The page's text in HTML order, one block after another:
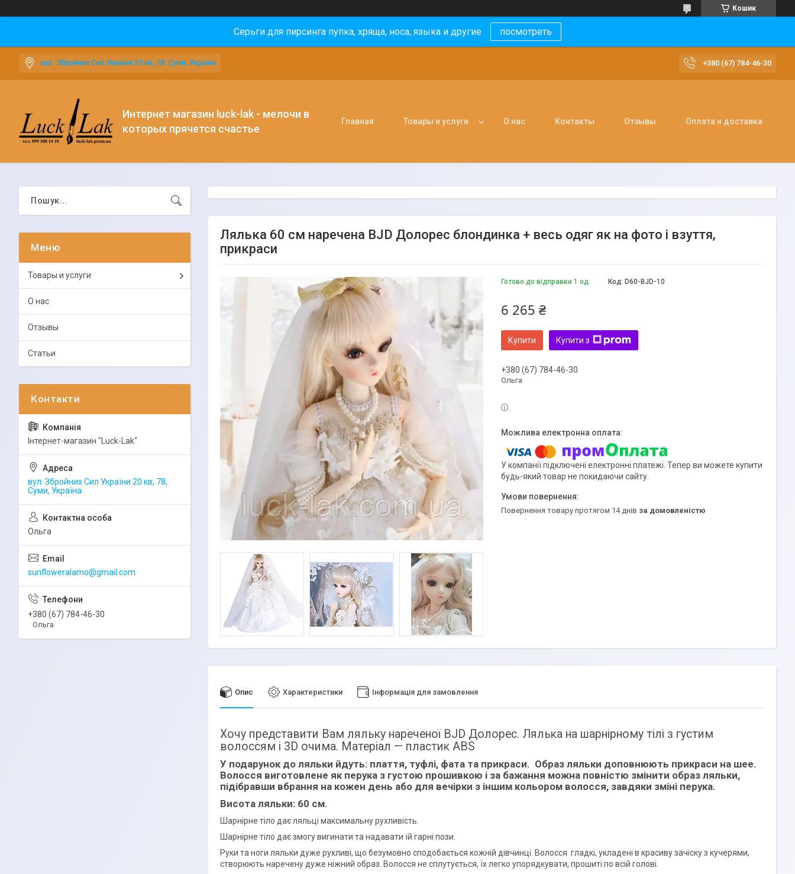
Кошик
Серьги для пирсинга пупка, хряща, носа, языка и другие посмотреть
вул. Збройних Сил України 20 кв, 78, Суми, Україна +380 (67) 784-46-30
Интернет магазин luck-lak - мелочи в
которых прячется счастье
Главная Товары и услуги О нас Контакты Отзывы Оплата и доставка
Лялька 60 см наречена BJD Долорес блондинка + весь одяг як на фото і взуття,
прикраси
Готово до відправки 1 од. Код: D60-BJD-10
6 265 ₴
Купити Купити з
+380 (67) 784-46-30
Ольга
У компанії підключені електронні платежі. Тепер ви можете купити
будь-який товар не покидаючи сайту.
повернення товару протягом 14 днів за домовленістю
Опис Характеристики Інформація для замовлення
Хочу представити Вам ляльку нареченої BJD Долорес. Лялька на шарнірному тілі з густим
волоссям і 3D очима. Матеріал — пластик ABS
У подарунок до ляльки йдуть: плаття, туфлі, фата та прикраси. Образ ляльки доповнюють прикраси на шее.
Волосся виготовлене як перука з густою прошивкою і за бажання можна повністю змінити образ ляльки,
підібравши вбрання на кожен день або для вечірки з іншим кольором волосся, завдяки зміні перука.
Висота ляльки: 60 см.
Шарнірне тіло дає ляльці максимальну рухливість.
Шарнірне тіло дає змогу вигинати та надавати їй гарні пози.
Руки та ноги ляльки дуже рухливі, що безумовно сподобається кожній дівчинці. Волосся гладкі, укладені в красиву зачіску з кучерями,
створюють наречену дуже ніжний образ. Волосся не сплутується, їх легко упорядкувати, прошиті по всій голові.
Товары и услуги
О нас
Отзывы
Статьи
Інтернет-магазин "Luck-Lak"
вул. Збройних Сил України 20 кв, 78,
Суми, Україна
Ольга
sunfloweralamo@gmail.com
+380 (67) 784-46-30
Ольга